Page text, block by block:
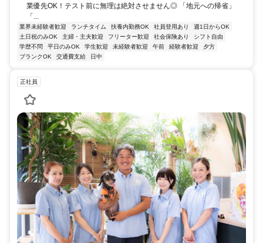
業優先OK！テスト前に無理は絶対させません◎ 「地元への帰省」
「...
業界未経験者歓迎 ランチタイム 扶養内勤務OK 社員登用あり
週1日からOK
土日祝のみOK
主婦・主夫歓迎 フリーター歓迎 社会保険あり
シフト自由
学歴不問
平日のみOK 学生歓迎 未経験者歓迎 午前 経験者歓迎
夕方
ブランクOK
交通費支給 日中
正社員